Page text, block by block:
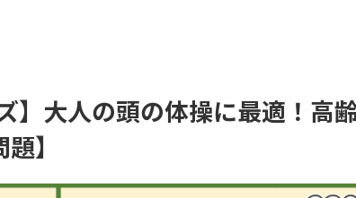
】大人の頭の体操に最適！高
】